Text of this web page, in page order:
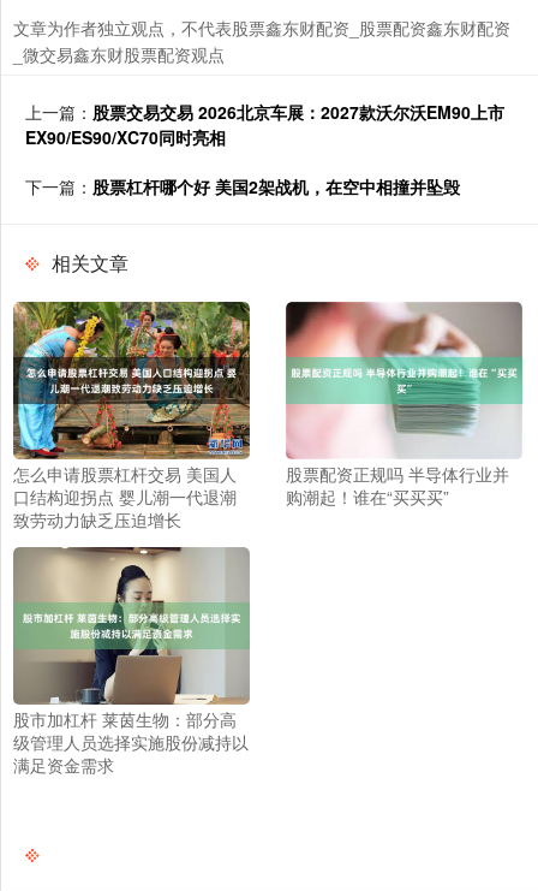
文章为作者独立观点，不代表股票鑫东财配资_股票配资鑫东财配资
_微交易鑫东财股票配资观点
上一篇： 股票交易交易 2026北京车展：2027款沃尔沃EM90上市
EX90/ES90/XC70同时亮相
下一篇： 股票杠杆哪个好 美国2架战机，在空中相撞并坠毁
相关文章
怎么申请股票杠杆交易 美国人
口结构迎拐点 婴儿潮一代退潮
致劳动力缺乏压迫增长
股票配资正规吗 半导体行业并
购潮起！谁在“买买买”
股市加杠杆 莱茵生物：部分高
级管理人员选择实施股份减持以
满足资金需求